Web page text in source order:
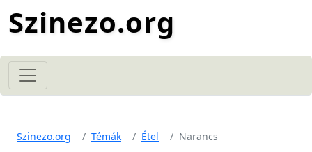
Szinezo.org
Szinezo.org Témák Étel Narancs